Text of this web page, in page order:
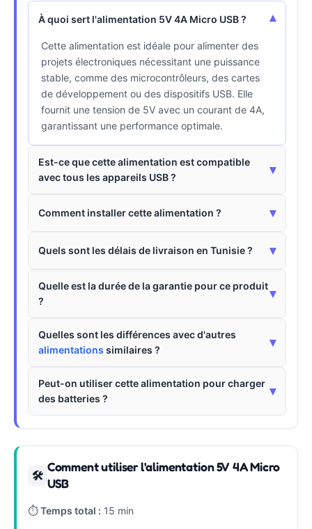
À quoi sert l'alimentation 5V 4A Micro USB ? ▾
Cette alimentation est idéale pour alimenter des
projets électroniques nécessitant une puissance
stable, comme des microcontrôleurs, des cartes
de développement ou des dispositifs USB. Elle
fournit une tension de 5V avec un courant de 4A,
garantissant une performance optimale.
Est-ce que cette alimentation est compatible
avec tous les appareils USB ?
▾
Comment installer cette alimentation ? ▾
Quels sont les délais de livraison en Tunisie ? ▾
Quelle est la durée de la garantie pour ce produit
?
▾
Quelles sont les différences avec d'autres
alimentations similaires ?
▾
Peut-on utiliser cette alimentation pour charger
des batteries ?
▾
🛠
Comment utiliser l'alimentation 5V 4A Micro
USB
⏱Temps total : 15 min